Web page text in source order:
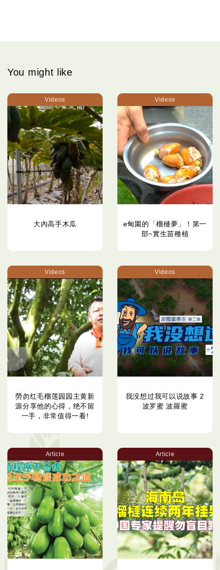
You might like
Videos
大內高手木瓜
Videos
e甸園的「榴槤夢」！第一
部~實生苗種植
Videos
勞勿红毛榴莲园园主黄新
源分享他的心得，绝不留
一手，非常值得一看!
Videos
我没想过我可以说故事 2
波罗蜜 波羅蜜
Article Article